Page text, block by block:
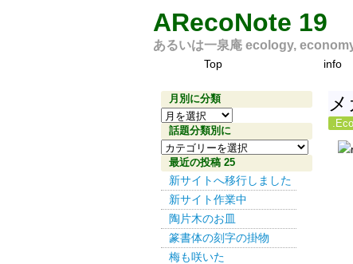
ARecoNote 19
あるいは一泉庵 ecology,
Top info
月別に分類
月
別
に
分
類
話題分類別に
話
題
分
類
別
に
最近の投稿 25
新サイトへ移行しました
新サイト作業中
陶片木のお皿
篆書体の刻字の掛物
梅も咲いた